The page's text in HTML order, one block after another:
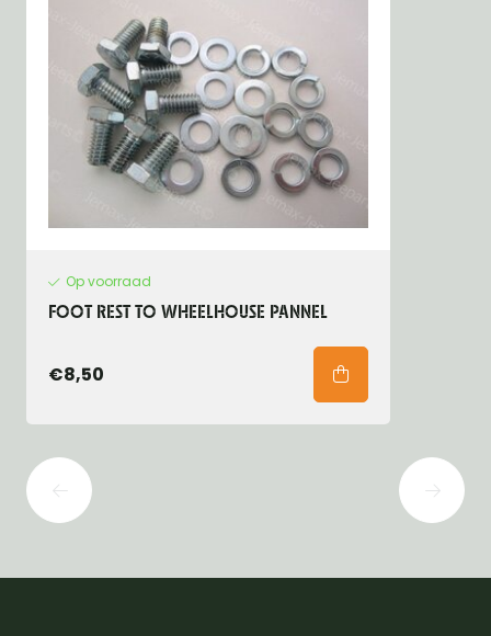
Op voorraad
FOOT REST TO WHEELHOUSE PANNEL
€8,50